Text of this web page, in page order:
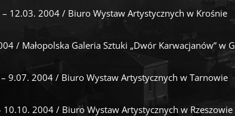
12.03. 2004 / Biuro Wystaw Artystycznych w Krośnie
/ Małopolska Galeria Sztuki „Dwór Karwacjanów” w
9.07. 2004 / Biuro Wystaw Artystycznych w Tarnowie
10.10. 2004 / Biuro Wystaw Artystycznych w Rzeszowie